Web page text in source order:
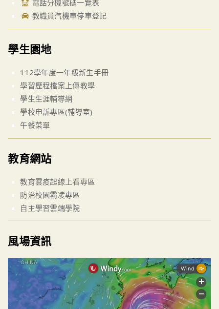
電話分機號碼一覽表
教職員汽機車停車登記
學生園地
112學年度一年級新生手冊
學習歷程檔案上傳教學
學生生涯輔導網
學校申訴專區(輔導室)
午餐菜單
教育網站
教育雲疫起線上看專區
防治校園霸凌專區
自主學習雲端學院
風場資訊